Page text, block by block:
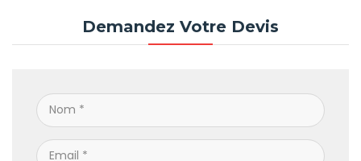
Demandez Votre Devis